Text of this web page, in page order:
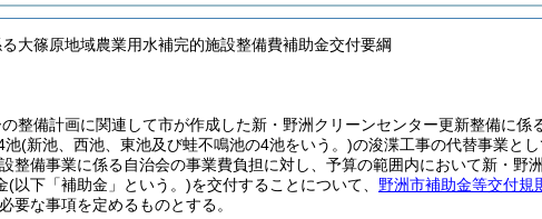
大篠原地域農業用水補完的施設整備費補助金交付要綱
整備計画に関連して市が作成した新・野洲クリーンセンター更新整備に係
池(新池、西池、東池及び蛙不鳴池の4池をいう。)の浚渫工事の代替事業と
整備事業に係る自治会の事業費負担に対し、予算の範囲内において新・野
(以下「補助金」という。)を交付することについて、 野洲市補助金等交付規
要な事項を定めるものとする。